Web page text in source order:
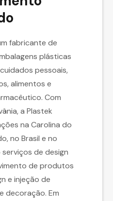
fabricante de
plásticas
pessoais,
alimentos e
Com
a Plastek
na Carolina do
no Brasil e no
de design
de produtos
e injeção de
decoração. Em